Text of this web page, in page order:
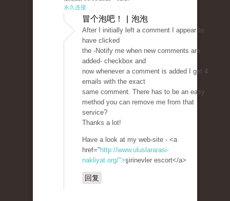
永久连接
冒个泡吧！ | 泡泡
After I initially left a comment I appear to
have clicked
the -Notify me when new comments are
added- checkbox and
now whenever a comment is added I get 4
emails with the exact
same comment. There has to be an easy
method you can remove me from that
service?
Thanks a lot!
Have a look at my web-site - <a
href=" http://www.uluslararasi-
nakliyat.org/">şirinevler escort</a>
回复